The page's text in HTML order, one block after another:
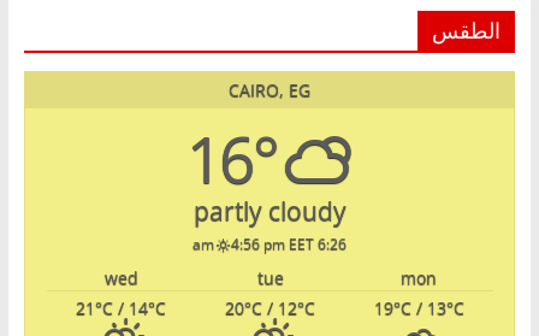
الطقس
CAIRO, EG
16°
partly cloudy
6:26 am
4:56 pm EET
mon
tue
wed
19°C/ 13°C
20°C / 12°C
21°C / 14°C